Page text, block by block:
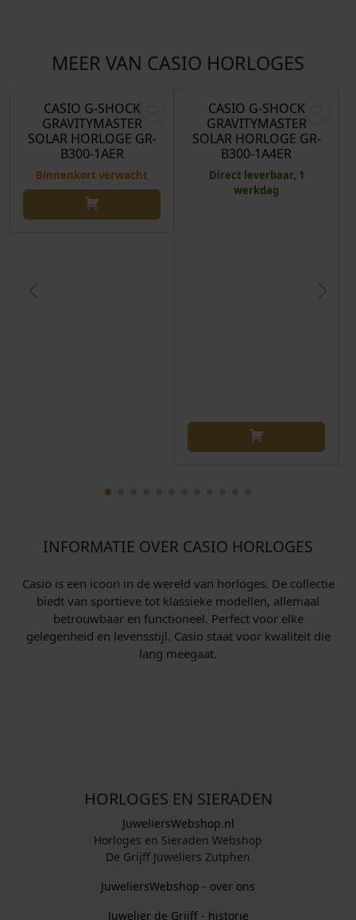
MEER VAN CASIO HORLOGES
€299,00
CASIO G-SHOCK
GRAVITYMASTER
SOLAR HORLOGE GR-
B300-1AER
Binnenkort verwacht
Aanbieding!
€299,00O
r
s
p
r
o
n
w
9
9
,
0
€268,00
CASIO G-SHOCK
GRAVITYMASTER
SOLAR HORLOGE GR-
B300-1A4ER
Direct leverbaar, 1
werkdag
INFORMATIE OVER CASIO HORLOGES
Casio is een icoon in de wereld van horloges. De collectie
biedt van sportieve tot klassieke modellen, allemaal
betrouwbaar en functioneel. Perfect voor elke
gelegenheid en levensstijl. Casio staat voor kwaliteit die
lang meegaat.
HORLOGES EN SIERADEN
JuweliersWebshop.nl
Horloges en Sieraden Webshop
De Grijff Juweliers Zutphen
JuweliersWebshop - over ons
Juwelier de Grijff - historie